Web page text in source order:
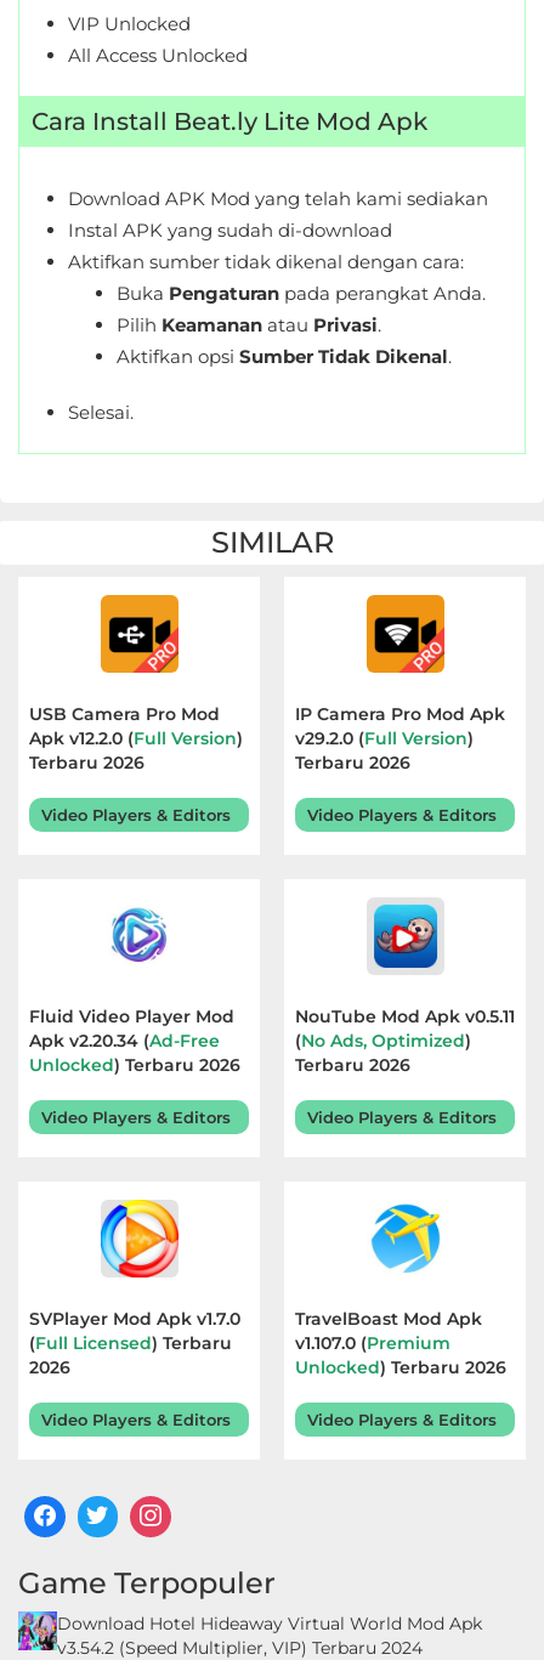
Personalisasi
Photography
Productivity
Shopping
Sports
&
Editors
Weather
VIP Unlocked
All Access Unlocked
Cara Install Beat.ly Lite Mod Apk
Download APK Mod yang telah kami sediakan
Instal APK yang sudah di-download
Aktifkan sumber tidak dikenal dengan cara:
Buka Pengaturan pada perangkat Anda.
Pilih Keamanan atau Privasi.
Aktifkan opsi Sumber Tidak Dikenal.
Selesai.
SIMILAR
USB Camera Pro Mod
Apk v12.2.0 (Full Version)
Terbaru 2026
Video Players & Editors
IP Camera Pro Mod Apk
v29.2.0 (Full Version)
Terbaru 2026
Video Players & Editors
Fluid Video Player Mod
Apk v2.20.34 (Ad-Free
Unlocked) Terbaru 2026
Video Players & Editors
NouTube Mod Apk v0.5.11
(No Ads, Optimized)
Terbaru 2026
Video Players & Editors
SVPlayer Mod Apk v1.7.0
(Full Licensed) Terbaru
2026
Video Players & Editors
TravelBoast Mod Apk
v1.107.0 (Premium
Unlocked) Terbaru 2026
Video Players & Editors
Game Terpopuler
Download Hotel Hideaway Virtual World Mod Apk
v3.54.2 (Speed Multiplier, VIP) Terbaru 2024